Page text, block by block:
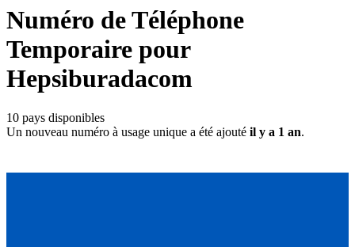
Numéro de Téléphone
Temporaire pour
Hepsiburadacom
10 pays disponibles
Un nouveau numéro à usage unique a été ajouté il y a 1 an.